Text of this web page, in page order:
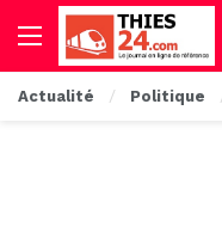
Actualité Politique